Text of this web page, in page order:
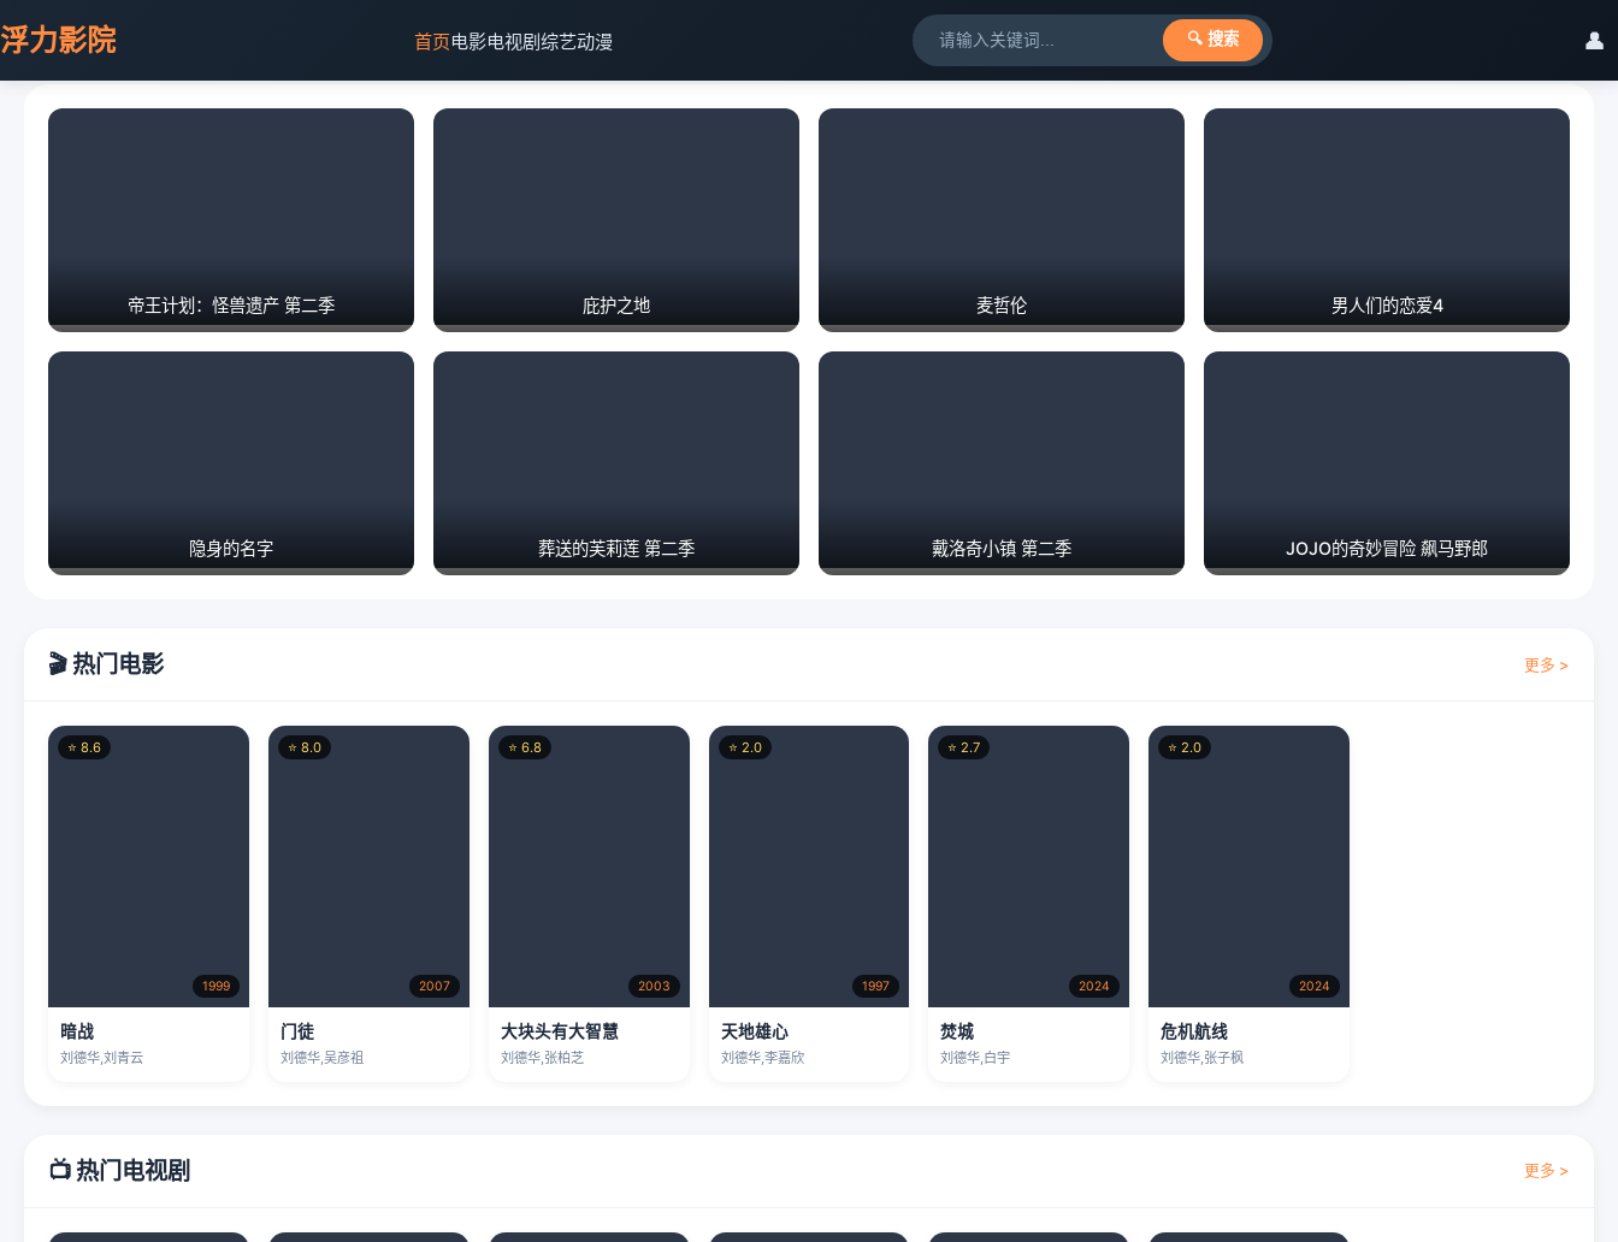
浮力影院 首页电影电视剧综艺动漫 🔍 搜索 👤
帝王计划：怪兽遗产 第二季 庇护之地 麦哲伦 男人们的恋爱4
隐身的名字 葬送的芙莉莲 第二季 戴洛奇小镇 第二季 JOJO的奇妙冒险 飙马野郎
🎬 热门电影 更多 >
⭐ 8.6
1999
暗战
刘德华,刘青云
⭐ 8.0
2007
门徒
刘德华,吴彦祖
⭐ 6.8
2003
大块头有大智慧
刘德华,张柏芝
⭐ 2.0
1997
天地雄心
刘德华,李嘉欣
⭐ 2.7
2024
焚城
刘德华,白宇
⭐ 2.0
2024
危机航线
刘德华,张子枫
📺 热门电视剧 更多 >